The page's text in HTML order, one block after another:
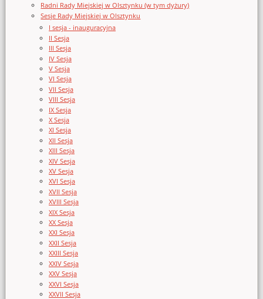
Radni Rady Miejskiej w Olsztynku (w tym dyżury)
Sesje Rady Miejskiej w Olsztynku
I sesja - inauguracyjna
II Sesja
III Sesja
IV Sesja
V Sesja
VI Sesja
VII Sesja
VIII Sesja
IX Sesja
X Sesja
XI Sesja
XII Sesja
XIII Sesja
XIV Sesja
XV Sesja
XVI Sesja
XVII Sesja
XVIII Sesja
XIX Sesja
XX Sesja
XXI Sesja
XXII Sesja
XXIII Sesja
XXIV Sesja
XXV Sesja
XXVI Sesja
XXVII Sesja